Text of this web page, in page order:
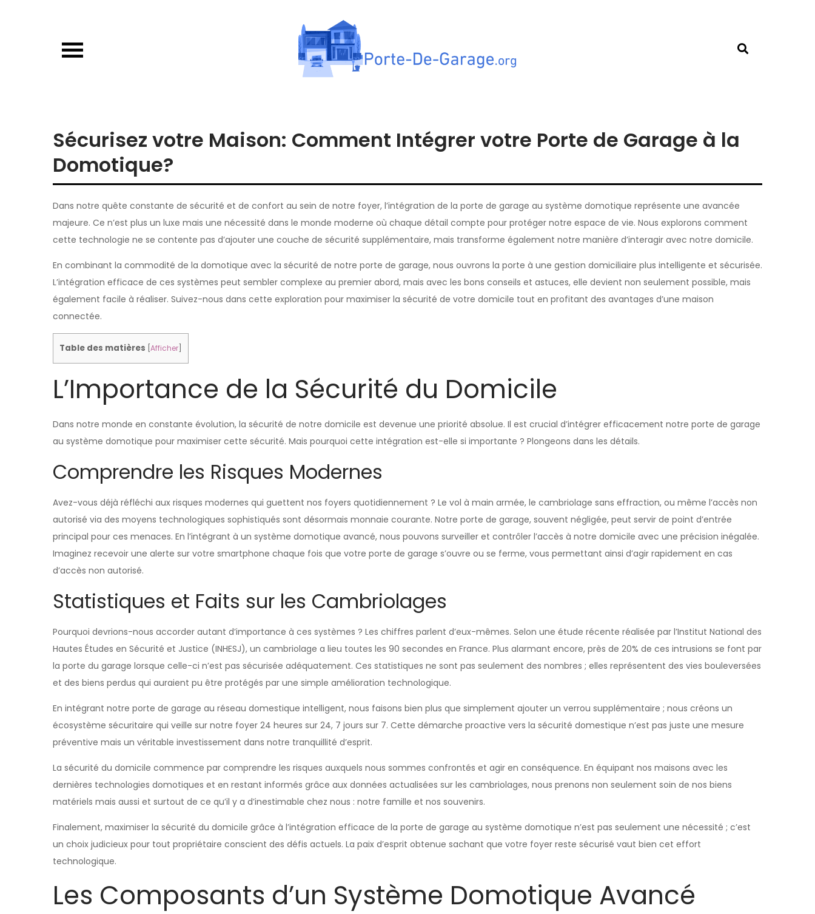
Sécurisez votre Maison: Comment Intégrer votre Porte de Garage à la
Domotique?
Dans notre quête constante de sécurité et de confort au sein de notre foyer, l’intégration de la porte de garage au système domotique représente une avancée
majeure. Ce n’est plus un luxe mais une nécessité dans le monde moderne où chaque détail compte pour protéger notre espace de vie. Nous explorons comment
cette technologie ne se contente pas d’ajouter une couche de sécurité supplémentaire, mais transforme également notre manière d’interagir avec notre domicile.
En combinant la commodité de la domotique avec la sécurité de notre porte de garage, nous ouvrons la porte à une gestion domiciliaire plus intelligente et sécurisée.
L’intégration efficace de ces systèmes peut sembler complexe au premier abord, mais avec les bons conseils et astuces, elle devient non seulement possible, mais
également facile à réaliser. Suivez-nous dans cette exploration pour maximiser la sécurité de votre domicile tout en profitant des avantages d’une maison
connectée.
Table des matières Afficher
L’Importance de la Sécurité du Domicile
Dans notre monde en constante évolution, la sécurité de notre domicile est devenue une priorité absolue. Il est crucial d’intégrer efficacement notre porte de garage
au système domotique pour maximiser cette sécurité. Mais pourquoi cette intégration est-elle si importante ? Plongeons dans les détails.
Comprendre les Risques Modernes
Avez-vous déjà réfléchi aux risques modernes qui guettent nos foyers quotidiennement ? Le vol à main armée, le cambriolage sans effraction, ou même l’accès non
autorisé via des moyens technologiques sophistiqués sont désormais monnaie courante. Notre porte de garage, souvent négligée, peut servir de point d’entrée
principal pour ces menaces. En l’intégrant à un système domotique avancé, nous pouvons surveiller et contrôler l’accès à notre domicile avec une précision inégalée.
Imaginez recevoir une alerte sur votre smartphone chaque fois que votre porte de garage s’ouvre ou se ferme, vous permettant ainsi d’agir rapidement en cas
d’accès non autorisé.
Statistiques et Faits sur les Cambriolages
Pourquoi devrions-nous accorder autant d’importance à ces systèmes ? Les chiffres parlent d’eux-mêmes. Selon une étude récente réalisée par l’Institut National des
Hautes Études en Sécurité et Justice (INHESJ), un cambriolage a lieu toutes les 90 secondes en France. Plus alarmant encore, près de 20% de ces intrusions se font par
la porte du garage lorsque celle-ci n’est pas sécurisée adéquatement. Ces statistiques ne sont pas seulement des nombres ; elles représentent des vies bouleversées
et des biens perdus qui auraient pu être protégés par une simple amélioration technologique.
En intégrant notre porte de garage au réseau domestique intelligent, nous faisons bien plus que simplement ajouter un verrou supplémentaire ; nous créons un
écosystème sécuritaire qui veille sur notre foyer 24 heures sur 24, 7 jours sur 7. Cette démarche proactive vers la sécurité domestique n’est pas juste une mesure
préventive mais un véritable investissement dans notre tranquillité d’esprit.
La sécurité du domicile commence par comprendre les risques auxquels nous sommes confrontés et agir en conséquence. En équipant nos maisons avec les
dernières technologies domotiques et en restant informés grâce aux données actualisées sur les cambriolages, nous prenons non seulement soin de nos biens
matériels mais aussi et surtout de ce qu’il y a d’inestimable chez nous : notre famille et nos souvenirs.
Finalement, maximiser la sécurité du domicile grâce à l’intégration efficace de la porte de garage au système domotique n’est pas seulement une nécessité ; c’est
un choix judicieux pour tout propriétaire conscient des défis actuels. La paix d’esprit obtenue sachant que votre foyer reste sécurisé vaut bien cet effort
technologique.
Les Composants d’un Système Domotique Avancé